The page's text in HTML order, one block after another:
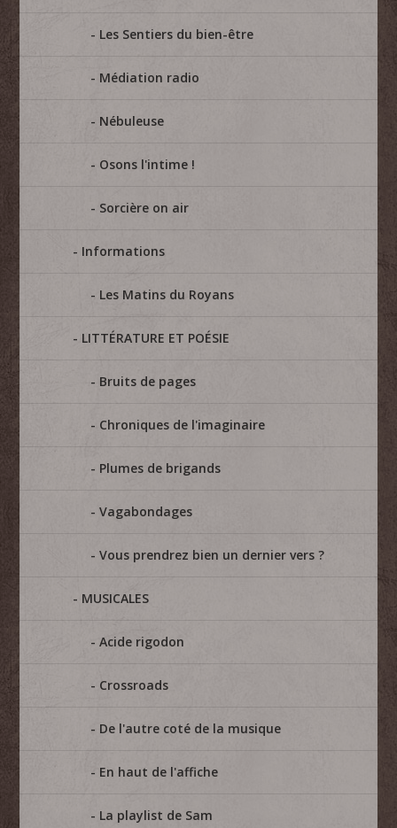
Les Sentiers du bien-être
Médiation radio
Nébuleuse
Osons l'intime !
Sorcière on air
Informations
Les Matins du Royans
LITTÉRATURE ET POÉSIE
Bruits de pages
Chroniques de l'imaginaire
Plumes de brigands
Vagabondages
Vous prendrez bien un dernier vers ?
MUSICALES
Acide rigodon
Crossroads
De l'autre coté de la musique
En haut de l'affiche
La playlist de Sam